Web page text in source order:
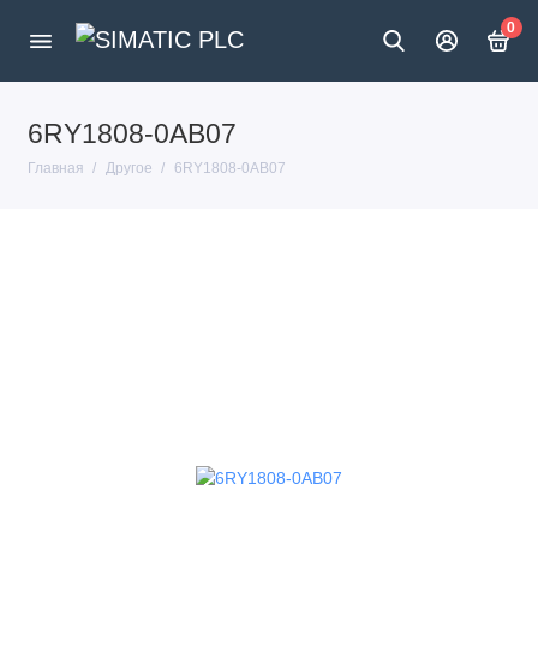
0
6RY1808-0AB07
Главная Другое 6RY1808-0AB07